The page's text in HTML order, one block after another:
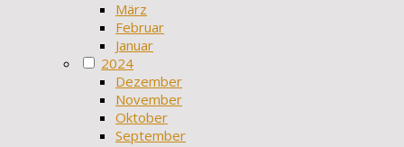
März
Februar
Januar
2024
Dezember
November
Oktober
September